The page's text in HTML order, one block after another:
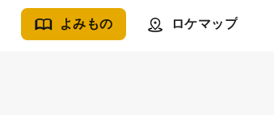
よみもの ロケマップ